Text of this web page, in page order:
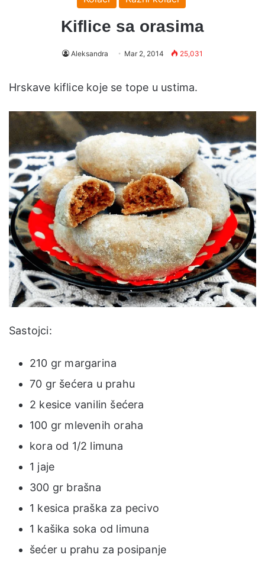
Kiflice sa orasima
Aleksandra Mar 2, 2014 25,031
Hrskave kiflice koje se tope u ustima.
Sastojci:
210 gr margarina
70 gr šećera u prahu
2 kesice vanilin šećera
100 gr mlevenih oraha
kora od 1/2 limuna
1 jaje
300 gr brašna
1 kesica praška za pecivo
1 kašika soka od limuna
šećer u prahu za posipanje